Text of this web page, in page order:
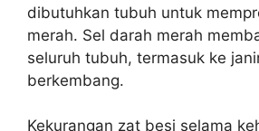
dibutuhkan tubuh untuk
merah. Sel darah merah
seluruh tubuh, termasuk ke
berkembang.
Kekurangan zat besi selama